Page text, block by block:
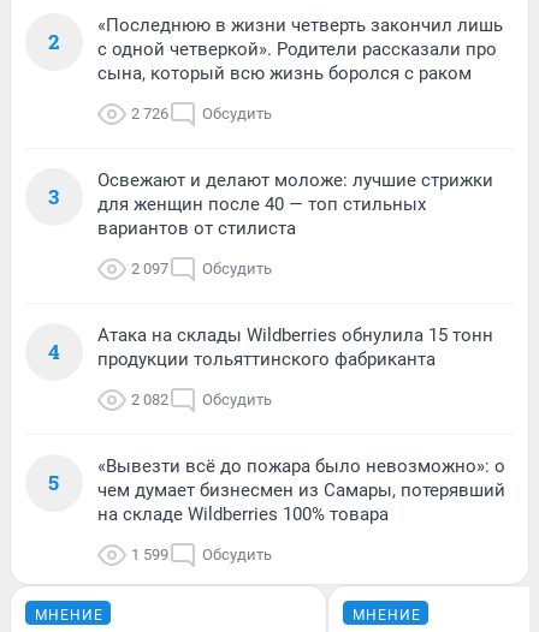
2
«Последнюю в жизни четверть закончил лишь
с одной четверкой». Родители рассказали про
сына, который всю жизнь боролся с раком
2 726 Обсудить
3
Освежают и делают моложе: лучшие стрижки
для женщин после 40 — топ стильных
вариантов от стилиста
2 097 Обсудить
4
Атака на склады Wildberries обнулила 15 тонн
продукции тольяттинского фабриканта
2 082 Обсудить
5
«Вывезти всё до пожара было невозможно»: о
чем думает бизнесмен из Самары, потерявший
на складе Wildberries 100% товара
1 599 Обсудить
МНЕНИЕ МНЕНИЕ